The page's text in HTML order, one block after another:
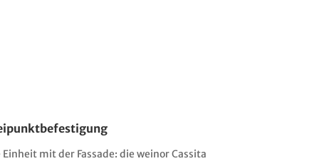
Einheit mit der Fassade: die weinor Cassita